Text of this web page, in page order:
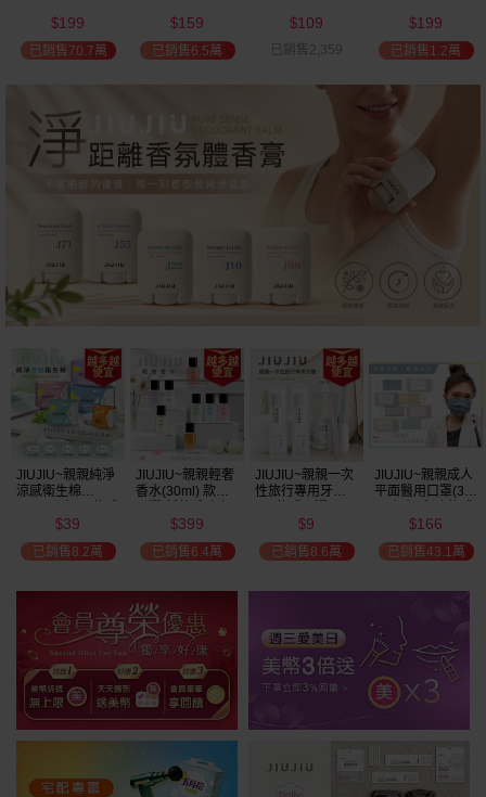
加碼送
選 全新包裝
$199
已銷售70.7萬
$159
已銷售6.5萬
(600ml)
$109
已銷售2,359
$199
已銷售1.2萬
JIUJIU~親親純淨
涼感衛生棉
$39
已銷售8.2萬
JIUJIU~親親輕奢
香水(30ml) 款式
市/平替香水/大牌
香水/大牌平替
$399
已銷售6.4萬
JIUJIU~親親一次
性旅行專用牙刷(1
$9
已銷售8.6萬
JIUJIU~親親成人
平面醫用口罩(30
可選 MD雙鋼印
$166
已銷售43.1萬